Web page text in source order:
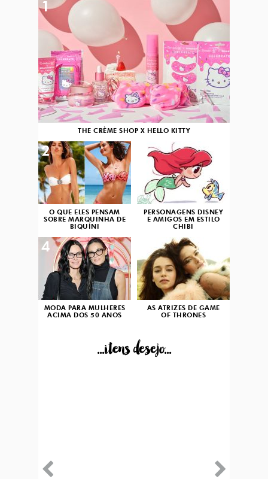
THE CRÈME SHOP X HELLO KITTY
1
O QUE ELES PENSAM
SOBRE MARQUINHA DE
BIQUÍNI
2
PERSONAGENS DISNEY
E AMIGOS EM ESTILO
CHIBI
3
MODA PARA MULHERES
ACIMA DOS 50 ANOS
4
AS ATRIZES DE GAME
OF THRONES
...itens desejo...